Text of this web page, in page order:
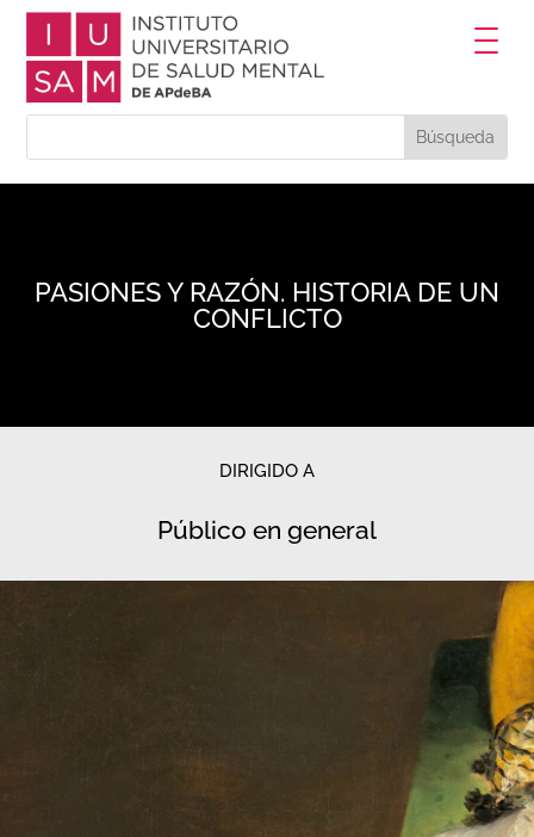
PASIONES Y RAZÓN. HISTORIA DE UN
CONFLICTO
DIRIGIDO A
Público en general